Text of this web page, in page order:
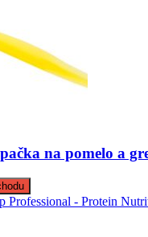
na pomelo a